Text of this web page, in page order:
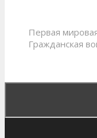
Первая
Гражданская